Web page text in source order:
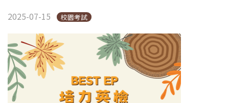
2025-07-15 校園考試